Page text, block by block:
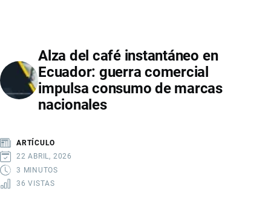
COMPLETA
PARA
EMPRENDEDORES
EN
Alza del café instantáneo en
Ecuador: guerra comercial
impulsa consumo de marcas
nacionales
ARTÍCULO
22 ABRIL, 2026
3 MINUTOS
36 VISTAS